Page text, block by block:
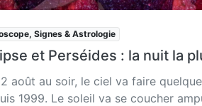
Signes & Astrologie
et Perséides : la nuit la
août au soir, le ciel va faire
1999. Le soleil va se coucher